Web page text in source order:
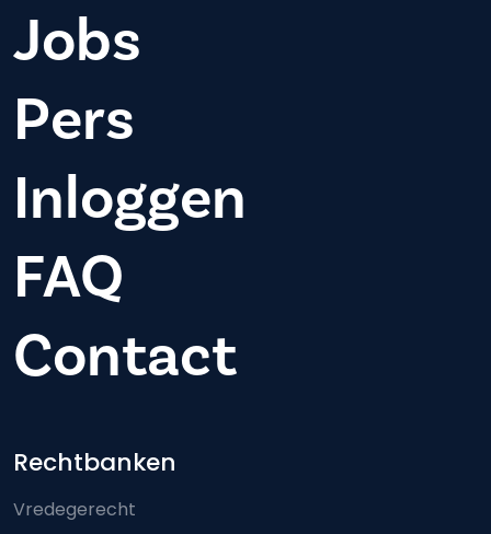
Jobs
Pers
Inloggen
FAQ
Contact
Footer-menu
Rechtbanken
Vredegerecht